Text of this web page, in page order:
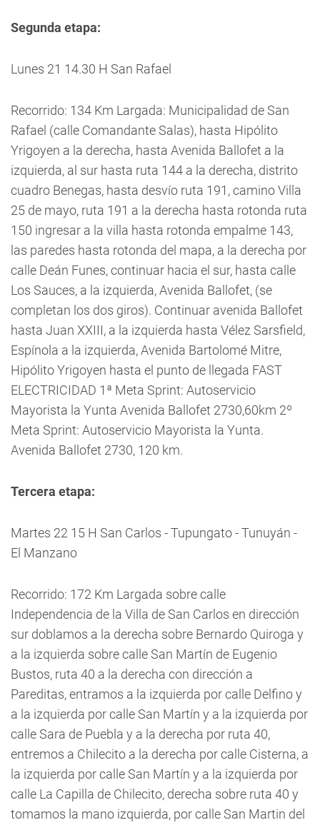
Segunda etapa:
Lunes 21 14.30 H San Rafael
Recorrido: 134 Km Largada: Municipalidad de San
Rafael (calle Comandante Salas), hasta Hipólito
Yrigoyen a la derecha, hasta Avenida Ballofet a la
izquierda, al sur hasta ruta 144 a la derecha, distrito
cuadro Benegas, hasta desvío ruta 191, camino Villa
25 de mayo, ruta 191 a la derecha hasta rotonda ruta
150 ingresar a la villa hasta rotonda empalme 143,
las paredes hasta rotonda del mapa, a la derecha por
calle Deán Funes, continuar hacia el sur, hasta calle
Los Sauces, a la izquierda, Avenida Ballofet, (se
completan los dos giros). Continuar avenida Ballofet
hasta Juan XXIII, a la izquierda hasta Vélez Sarsfield,
Espínola a la izquierda, Avenida Bartolomé Mitre,
Hipólito Yrigoyen hasta el punto de llegada FAST
ELECTRICIDAD 1ª Meta Sprint: Autoservicio
Mayorista la Yunta Avenida Ballofet 2730,60km 2º
Meta Sprint: Autoservicio Mayorista la Yunta.
Avenida Ballofet 2730, 120 km.
Tercera etapa:
Martes 22 15 H San Carlos - Tupungato - Tunuyán -
El Manzano
Recorrido: 172 Km Largada sobre calle
Independencia de la Villa de San Carlos en dirección
sur doblamos a la derecha sobre Bernardo Quiroga y
a la izquierda sobre calle San Martín de Eugenio
Bustos, ruta 40 a la derecha con dirección a
Pareditas, entramos a la izquierda por calle Delfino y
a la izquierda por calle San Martín y a la izquierda por
calle Sara de Puebla y a la derecha por ruta 40,
entremos a Chilecito a la derecha por calle Cisterna, a
la izquierda por calle San Martín y a la izquierda por
calle La Capilla de Chilecito, derecha sobre ruta 40 y
tomamos la mano izquierda, por calle San Martin del